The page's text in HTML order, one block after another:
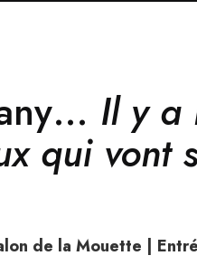
Il y a
qui vont
de la Mouette |